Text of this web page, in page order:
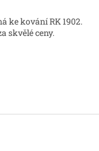
ke kování RK 1902.
skvělé ceny.